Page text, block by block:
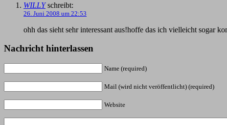
WILLY schreibt:
26. Juni 2008 um 22:53
ohh das sieht sehr interessant aus!hoffe das ich vielleicht sogar
Nachricht hinterlassen
Name (required)
Mail (wird nicht veröffentlicht) (required)
Website